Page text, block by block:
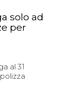
solo ad
per
al 31